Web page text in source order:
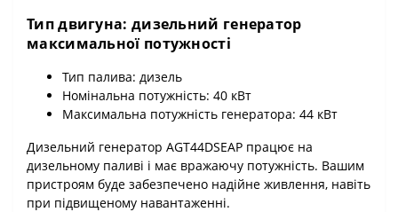
Тип двигуна: дизельний генератор
максимальної потужності
Тип палива: дизель
Номінальна потужність: 40 кВт
Максимальна потужність генератора: 44 кВт
Дизельний генератор AGT44DSEAP працює на
дизельному паливі і має вражаючу потужність. Вашим
пристроям буде забезпечено надійне живлення, навіть
при підвищеному навантаженні.